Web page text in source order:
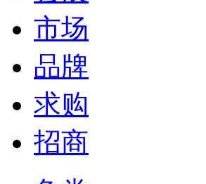
市场
品牌
求购
招商